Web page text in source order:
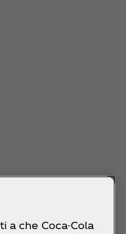
a che Coca-Cola